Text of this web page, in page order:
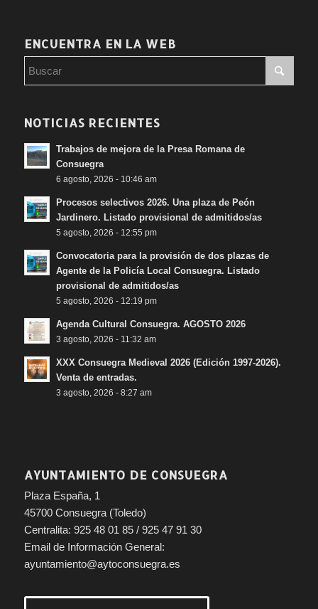
ENCUENTRA EN LA WEB
NOTICIAS RECIENTES
Trabajos de mejora de la Presa Romana de
Consuegra
6 agosto, 2026 - 10:46 am
Procesos selectivos 2026. Una plaza de Peón
Jardinero. Listado provisional de admitidos/as
5 agosto, 2026 - 12:55 pm
Convocatoria para la provisión de dos plazas de
Agente de la Policía Local Consuegra. Listado
provisional de admitidos/as
5 agosto, 2026 - 12:19 pm
Agenda Cultural Consuegra. AGOSTO 2026
3 agosto, 2026 - 11:32 am
XXX Consuegra Medieval 2026 (Edición 1997-2026).
Venta de entradas.
3 agosto, 2026 - 8:27 am
AYUNTAMIENTO DE CONSUEGRA
Plaza España, 1
45700 Consuegra (Toledo)
Centralita: 925 48 01 85 / 925 47 91 30
Email de Información General:
ayuntamiento@aytoconsuegra.es